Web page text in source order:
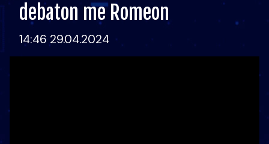
debaton me Romeon
14:46 29.04.2024